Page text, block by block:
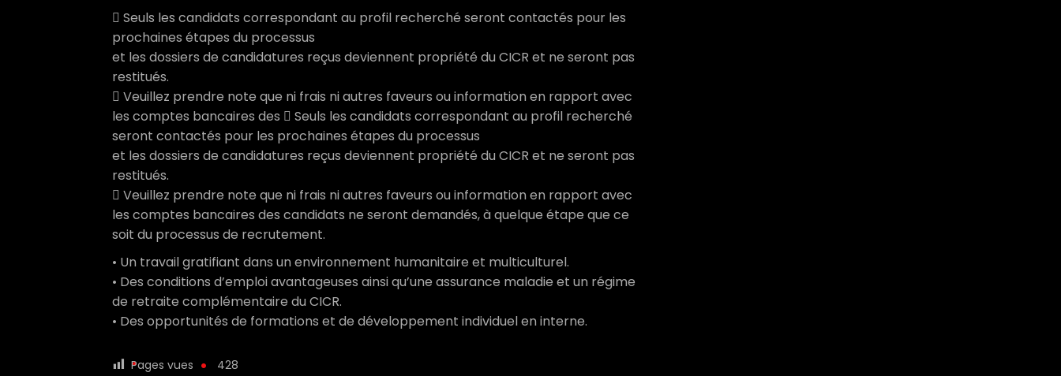
 Seuls les candidats correspondant au profil recherché seront contactés pour les
prochaines étapes du processus
et les dossiers de candidatures reçus deviennent propriété du CICR et ne seront pas
restitués.
 Veuillez prendre note que ni frais ni autres faveurs ou information en rapport avec
les comptes bancaires des  Seuls les candidats correspondant au profil recherché
seront contactés pour les prochaines étapes du processus
et les dossiers de candidatures reçus deviennent propriété du CICR et ne seront pas
restitués.
 Veuillez prendre note que ni frais ni autres faveurs ou information en rapport avec
les comptes bancaires des candidats ne seront demandés, à quelque étape que ce
soit du processus de recrutement.
• Un travail gratifiant dans un environnement humanitaire et multiculturel.
• Des conditions d’emploi avantageuses ainsi qu’une assurance maladie et un régime
de retraite complémentaire du CICR.
• Des opportunités de formations et de développement individuel en interne.
Pages vues 428